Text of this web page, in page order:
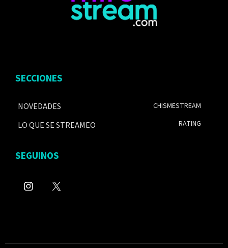
SECCIONES
NOVEDADES
LO QUE SE STREAMEO
CHISMESTREAM
RATING
SEGUINOS